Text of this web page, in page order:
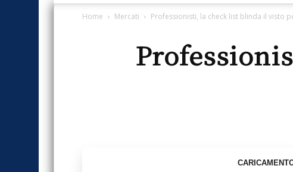
Home Mercati Professionisti, la check list blinda il visto